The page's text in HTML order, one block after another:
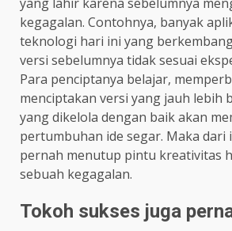
kegagalan. Contohnya, banyak
teknologi hari ini yang
versi sebelumnya tidak sesuai
Para penciptanya belajar,
menciptakan versi yang jauh lebih
yang dikelola dengan baik akan
pertumbuhan ide segar. Maka dari
pernah menutup pintu kreativitas
sebuah kegagalan.
Tokoh sukses juga